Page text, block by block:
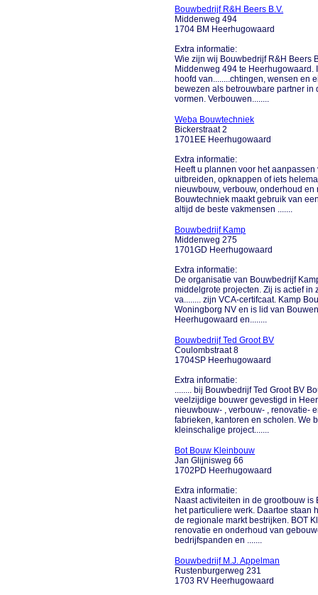
Bouwbedrijf R&H Beers B.V.
Middenweg 494
1704 BM Heerhugowaard
Extra informatie:
Wie zijn wij Bouwbedrijf R&H Beers
Middenweg 494 te
hoofd van........chtingen, wensen en
bewezen als betrouwbare partner
vormen. Verbouwen........
Weba Bouwtechniek
Bickerstraat 2
1701EE Heerhugowaard
Extra informatie:
Heeft u plannen voor het
uitbreiden, opknappen of iets
nieuwbouw, verbouw, onderhoud
Bouwtechniek maakt gebruik van
altijd de beste vakmensen .......
Bouwbedrijf Kamp
Middenweg 275
1701GD Heerhugowaard
Extra informatie:
De organisatie van Bouwbedrijf
middelgrote projecten. Zij is actief
va........ zijn VCA-certifcaat. Kamp
Woningborg NV en is lid van
Heerhugowaard en........
Bouwbedrijf Ted Groot BV
Coulombstraat 8
1704SP Heerhugowaard
Extra informatie:
........ bij Bouwbedrijf Ted Groot BV
veelzijdige bouwer gevestigd in
nieuwbouw- , verbouw- , renovatie-
fabrieken, kantoren en scholen. We
kleinschalige project.......
Bot Bouw Kleinbouw
Jan Glijnisweg 66
1702PD Heerhugowaard
Extra informatie:
Naast activiteiten in de grootbouw
het particuliere werk. Daartoe staan
de regionale markt bestrijken. BOT
renovatie en onderhoud van
bedrijfspanden en .......
Bouwbedrijf M.J. Appelman
Rustenburgerweg 231
1703 RV Heerhugowaard